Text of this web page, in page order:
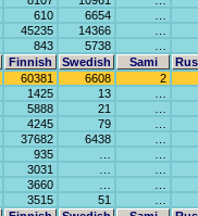
610 6654
45235 14366
843 5738
Finnish Swedish Sami
60381 6608
2
1425 13
5888 21
4245 79
37682 6438
935
3031
3660
3515 51